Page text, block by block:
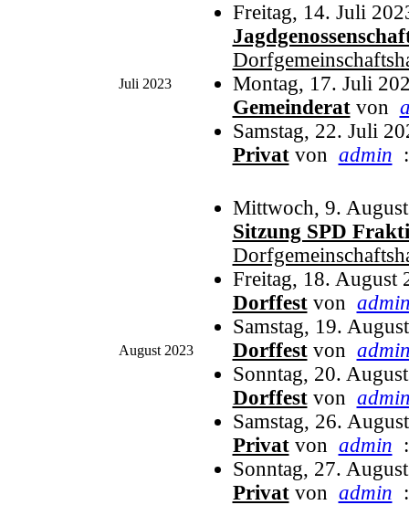
Juli 2023
Freitag, 14. Juli
Montag, 17. Juli
Gemeinderatvon
Samstag, 22. Juli
Privatvon admin
August 2023
Mittwoch, 9.
Sitzung SPD
Freitag, 18. August
Dorffestvon
Samstag, 19.
Dorffestvon
Sonntag, 20.
Dorffestvon
Samstag, 26.
Privatvon admin
Sonntag, 27.
Privatvon admin